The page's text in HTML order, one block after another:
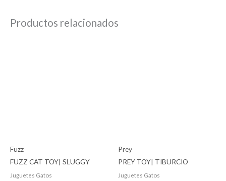
Productos relacionados
Fuzz
FUZZ CAT TOY| SLUGGY
Juguetes Gatos
Prey
PREY TOY| TIBURCIO
Juguetes Gatos